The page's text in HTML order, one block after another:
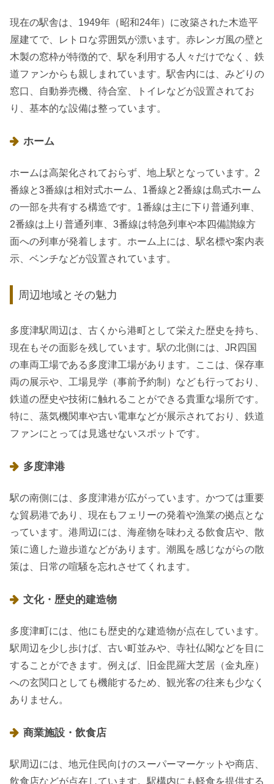
現在の駅舎は、1949年（昭和24年）に改築された木造平
屋建てで、レトロな雰囲気が漂います。赤レンガ風の壁と
木製の窓枠が特徴的で、駅を利用する人々だけでなく、鉄
道ファンからも親しまれています。駅舎内には、みどりの
窓口、自動券売機、待合室、トイレなどが設置されてお
り、基本的な設備は整っています。
ホーム
ホームは高架化されておらず、地上駅となっています。2
番線と3番線は相対式ホーム、1番線と2番線は島式ホーム
の一部を共有する構造です。1番線は主に下り普通列車、
2番線は上り普通列車、3番線は特急列車や本四備讃線方
面への列車が発着します。ホーム上には、駅名標や案内表
示、ベンチなどが設置されています。
周辺地域とその魅力
多度津駅周辺は、古くから港町として栄えた歴史を持ち、
現在もその面影を残しています。駅の北側には、JR四国
の車両工場である多度津工場があります。ここは、保存車
両の展示や、工場見学（事前予約制）なども行っており、
鉄道の歴史や技術に触れることができる貴重な場所です。
特に、蒸気機関車や古い電車などが展示されており、鉄道
ファンにとっては見逃せないスポットです。
多度津港
駅の南側には、多度津港が広がっています。かつては重要
な貿易港であり、現在もフェリーの発着や漁業の拠点とな
っています。港周辺には、海産物を味わえる飲食店や、散
策に適した遊歩道などがあります。潮風を感じながらの散
策は、日常の喧騒を忘れさせてくれます。
文化・歴史的建造物
多度津町には、他にも歴史的な建造物が点在しています。
駅周辺を少し歩けば、古い町並みや、寺社仏閣などを目に
することができます。例えば、旧金毘羅大芝居（金丸座）
への玄関口としても機能するため、観光客の往来も少なく
ありません。
商業施設・飲食店
駅周辺には、地元住民向けのスーパーマーケットや商店、
飲食店などが点在しています。駅構内にも軽食を提供する